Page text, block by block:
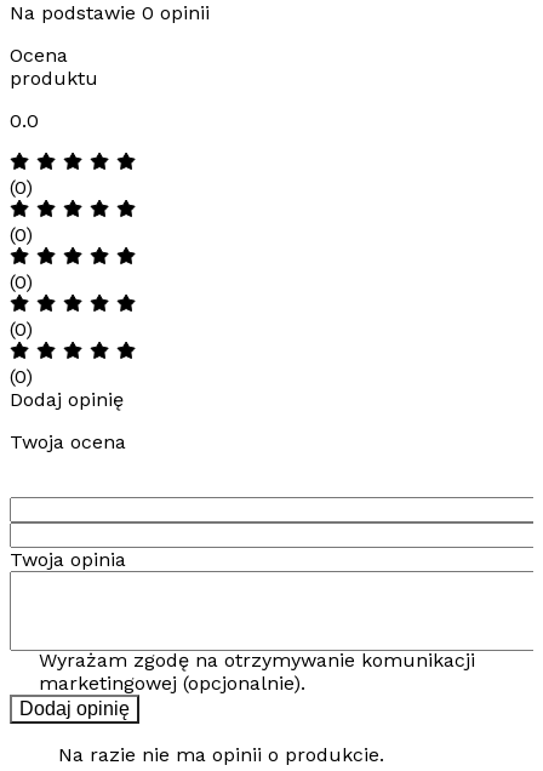
Na podstawie 0 opinii
Ocena
produktu
0.0
(0)
(0)
(0)
(0)
(0)
Dodaj opinię
Twoja ocena
Twoja opinia
Wyrażam zgodę na otrzymywanie komunikacji
marketingowej (opcjonalnie).
Dodaj opinię
Na razie nie ma opinii o produkcie.